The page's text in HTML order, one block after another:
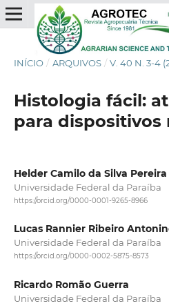
INÍCIO / ARQUIVOS / V. 40 N. 3-4
Histologia fácil:
para dispositivos
Helder Camilo da Silva Pereira
Universidade Federal da Paraíba
https://orcid.org/0000-0001-9265-8966
Lucas Rannier Ribeiro
Universidade Federal da Paraíba
https://orcid.org/0000-0002-5875-8573
Ricardo Romão Guerra
Universidade Federal da Paraíba